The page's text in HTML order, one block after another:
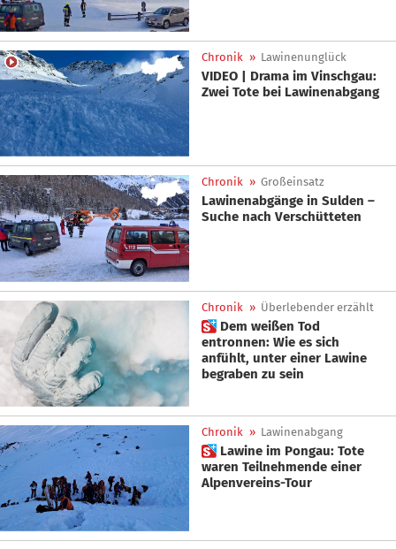
Chronik » Lawinenunglück
VIDEO | Drama im Vinschgau:
Zwei Tote bei Lawinenabgang
Chronik » Großeinsatz
Lawinenabgänge in Sulden –
Suche nach Verschütteten
Chronik » Überlebender erzählt
 Dem weißen Tod
entronnen: Wie es sich
anfühlt, unter einer Lawine
begraben zu sein
Chronik » Lawinenabgang
 Lawine im Pongau: Tote
waren Teilnehmende einer
Alpenvereins-Tour